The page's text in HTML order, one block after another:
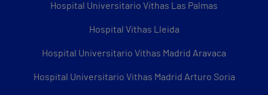
Hospital Universitario Vithas Las Palmas
Hospital Vithas Lleida
Hospital Universitario Vithas Madrid Aravaca
Hospital Universitario Vithas Madrid Arturo Soria